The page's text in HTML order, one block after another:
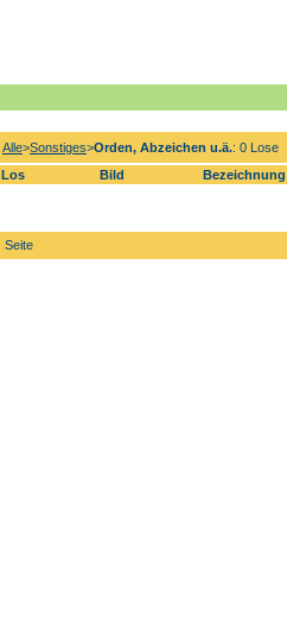
Alle>Sonstiges>Orden, Abzeichen u.ä.: 0 Lose
Los
Bild Bezeichnung
Seite